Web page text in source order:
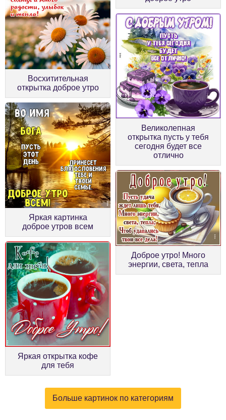
Восхитительная
открытка доброе утро
Яркая картинка
доброе утров всем
Великолепная
открытка пусть у тебя
сегодня будет все
отлично
Яркая открытка кофе
для тебя
Доброе утро! Много
энергии, света, тепла
Больше картинок по категориям